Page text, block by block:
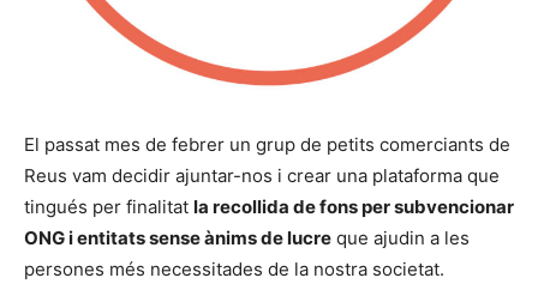
El passat mes de febrer un grup de petits comerciants de
Reus vam decidir ajuntar-nos i crear una plataforma que
tingués per finalitat la recollida de fons per subvencionar
ONG i entitats sense ànims de lucre que ajudin a les
persones més necessitades de la nostra societat.